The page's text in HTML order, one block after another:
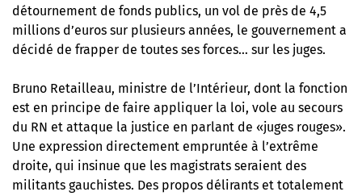
détournement de fonds publics, un vol de près de 4,5
millions d’euros sur plusieurs années, le gouvernement a
décidé de frapper de toutes ses forces… sur les juges.
Bruno Retailleau, ministre de l’Intérieur, dont la fonction
est en principe de faire appliquer la loi, vole au secours
du RN et attaque la justice en parlant de «juges rouges».
Une expression directement empruntée à l’extrême
droite, qui insinue que les magistrats seraient des
militants gauchistes. Des propos délirants et totalement